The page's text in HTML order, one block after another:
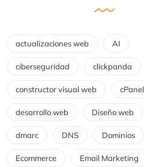
actualizaciones web AI
ciberseguridad clickpanda
constructor visual web cPanel
desarrollo web Diseño web
dmarc DNS Dominios
Ecommerce Email Marketing